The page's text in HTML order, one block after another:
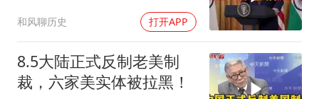
和风聊历史 打开APP
8.5大陆正式反制老美制
裁，六家美实体被拉黑！